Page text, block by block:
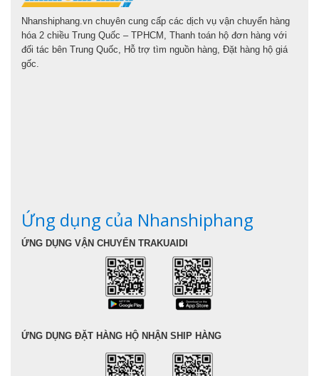
Nhanshiphang.vn chuyên cung cấp các dịch vụ vận chuyển hàng
hóa 2 chiều Trung Quốc – TPHCM, Thanh toán hộ đơn hàng với
đối tác bên Trung Quốc, Hỗ trợ tìm nguồn hàng, Đặt hàng hộ giá
gốc.
Ứng dụng của Nhanshiphang
ỨNG DỤNG VẬN CHUYỂN TRAKUAIDI
ỨNG DỤNG ĐẶT HÀNG HỘ NHẬN SHIP HÀNG